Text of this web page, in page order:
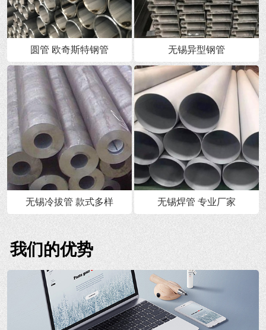
圆管 欧奇斯特钢管 无锡异型钢管
无锡冷拔管 款式多样 无锡焊管 专业厂家
我们的优势